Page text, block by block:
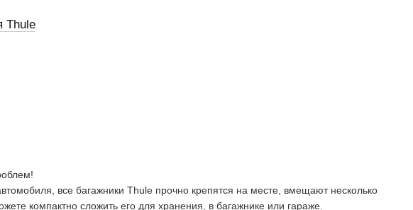
все багажники Thule прочно крепятся на месте, вмещают несколько
компактно сложить его для хранения, в багажнике или гараже.
Thule